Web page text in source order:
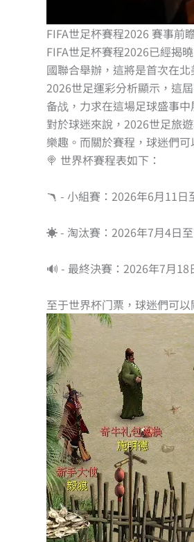
FIFA世足杯賽程2026 賽事前
FIFA世足杯賽程2026已經揭
國聯合舉辦，這將是首次在
2026世足運彩分析顯示，這
备战，力求在這場足球盛事中
對於球迷來說，2026世足旅
樂趣。而關於賽程，球迷們
🍭 世界杯賽程表如下：
🪃 - 小組賽：2026年6月11日
☀️ - 淘汰賽：2026年7月4日
🔊 - 最終決賽：2026年7月18
至于世界杯门票，球迷們可